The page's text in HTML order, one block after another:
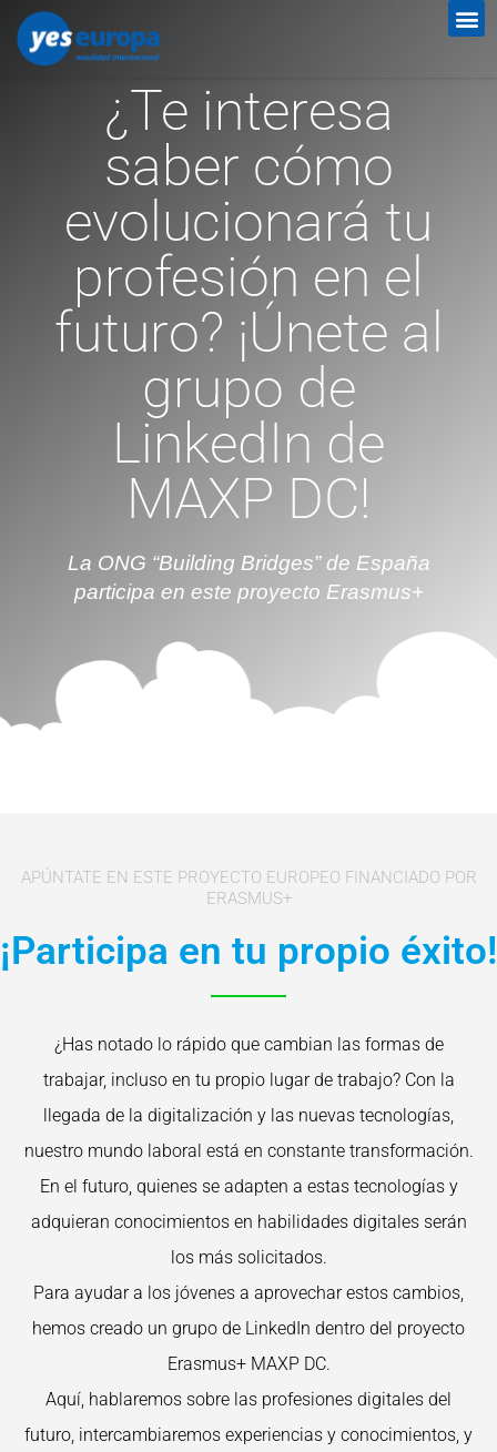
¿Te interesa
saber cómo
evolucionará tu
profesión en el
futuro? ¡Únete al
grupo de
LinkedIn de
MAXP DC!
La ONG “Building Bridges” de España
participa en este proyecto Erasmus+
APÚNTATE EN ESTE PROYECTO EUROPEO FINANCIADO POR
ERASMUS+
¡Participa en tu propio éxito!
¿Has notado lo rápido que cambian las formas de
trabajar, incluso en tu propio lugar de trabajo? Con la
llegada de la digitalización y las nuevas tecnologías,
nuestro mundo laboral está en constante transformación.
En el futuro, quienes se adapten a estas tecnologías y
adquieran conocimientos en habilidades digitales serán
los más solicitados.
Para ayudar a los jóvenes a aprovechar estos cambios,
hemos creado un grupo de LinkedIn dentro del proyecto
Erasmus+ MAXP DC.
Aquí, hablaremos sobre las profesiones digitales del
futuro, intercambiaremos experiencias y conocimientos, y